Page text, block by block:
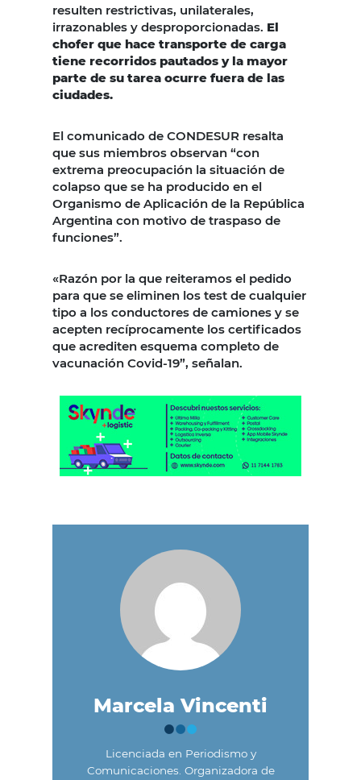
resulten restrictivas, unilaterales,
irrazonables y desproporcionadas. El
chofer que hace transporte de carga
tiene recorridos pautados y la mayor
parte de su tarea ocurre fuera de las
ciudades.
El comunicado de CONDESUR resalta
que sus miembros observan “con
extrema preocupación la situación de
colapso que se ha producido en el
Organismo de Aplicación de la República
Argentina con motivo de traspaso de
funciones”.
«Razón por la que reiteramos el pedido
para que se eliminen los test de cualquier
tipo a los conductores de camiones y se
acepten recíprocamente los certificados
que acrediten esquema completo de
vacunación Covid-19”, señalan.
Marcela Vincenti
Licenciada en Periodismo y
Comunicaciones. Organizadora de